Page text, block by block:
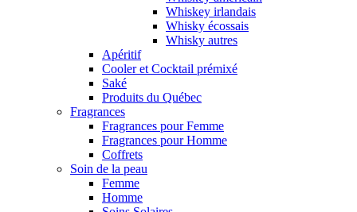
Whiskey irlandais
Whisky écossais
Whisky autres
Apéritif
Cooler et Cocktail prémixé
Saké
Produits du Québec
Fragrances
Fragrances pour Femme
Fragrances pour Homme
Coffrets
Soin de la peau
Femme
Homme